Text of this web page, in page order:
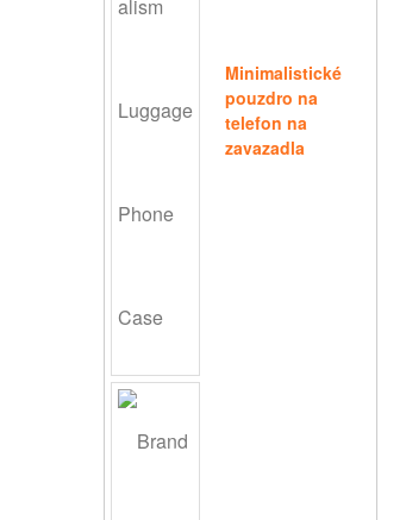
Minimalistické
pouzdro na
telefon na
zavazadla